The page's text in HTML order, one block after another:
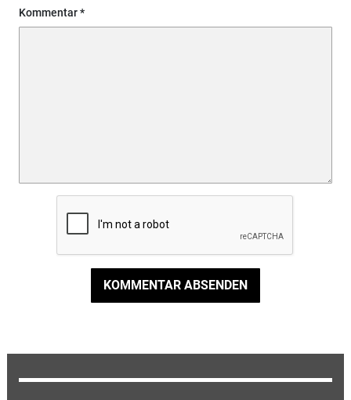
Kommentar
KOMMENTAR ABSENDEN